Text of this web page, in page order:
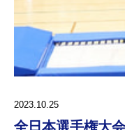
2023.10.25
全日本選手権大会